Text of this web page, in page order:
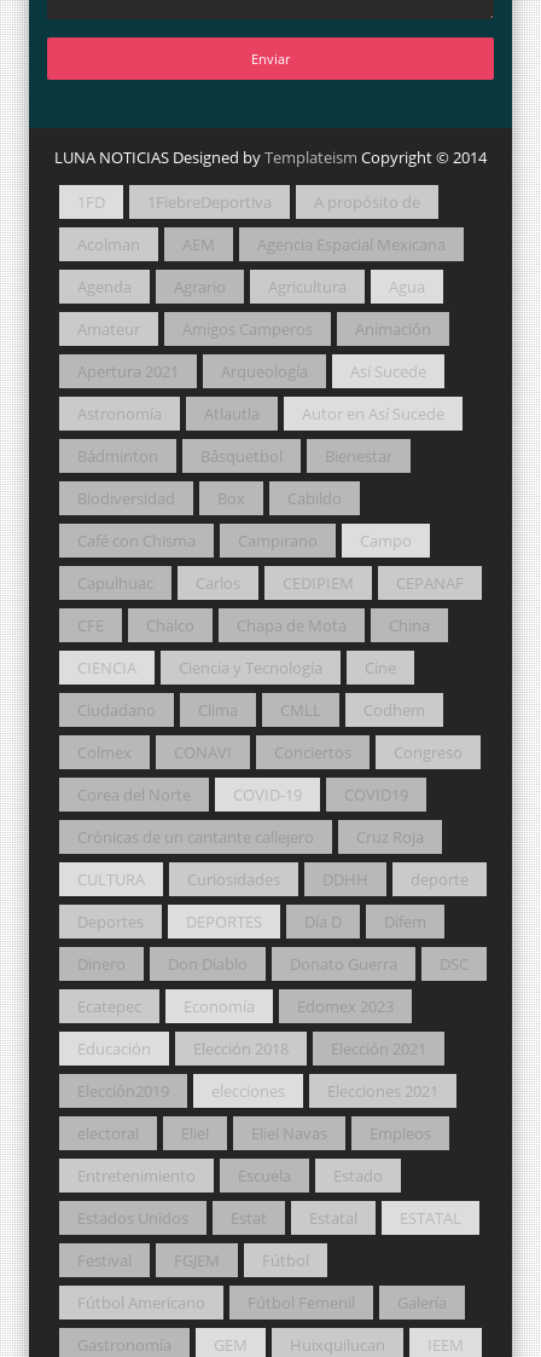
LUNA NOTICIAS Designed byTemplateism Copyright © 2014
1FD 1FiebreDeportiva
A propósito de
Acolman
AEM
Agencia Espacial Mexicana
Agenda
Agrario Agricultura
Agua
Amateur
Amigos Camperos
Animación
Apertura 2021
Arqueología
Así Sucede
Astronomía
Atlautla
Autor en Así Sucede
Bádminton
Básquetbol
Bienestar
Biodiversidad
Box
Cabildo
Café con Chisma
Campirano
Campo
Capulhuac
Carlos CEDIPIEM
CEPANAF
CFE
Chalco Chapa de Mota
China
CIENCIA
Ciencia y Tecnología
Cine
Ciudadano
Clima CMLL
Codhem
Colmex
CONAVI Conciertos
Congreso
Corea del Norte
COVID-19
COVID19
Crónicas de un cantante callejero
Cruz Roja
CULTURA
Curiosidades DDHH
deporte
Deportes
DEPORTES Día D
Difem
Dinero
Don Diablo Donato Guerra
DSC
Ecatepec
Economía
Edomex 2023
Educación
Elección 2018
Elección 2021
Elección2019
elecciones
Elecciones 2021
electoral
Eliel Eliel Navas
Empleos
Entretenimiento
Escuela
Estado
Estados Unidos
Estat Estatal
ESTATAL
Festival
FGJEM
Fútbol
Fútbol Americano
Fútbol Femenil
Galería
Gastronomía
GEM Huixquilucan
IEEM